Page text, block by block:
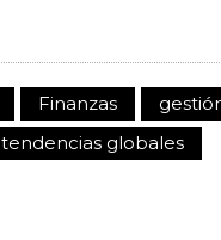
Finanzas
tendencias globales